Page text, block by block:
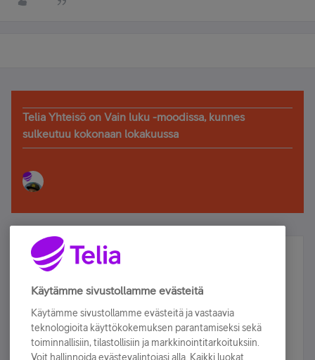
Telia Yhteisö on Vain luku -moodissa, kunnes
sulkeutuu kokonaan lokakuussa
Älä jää paitsi – osallistu ja voita!
Tilaa Telian uutiskirje ja olet mukana arvonnassa.
sähköpostiisi.
Käytämme sivustollamme evästeitä
Käytämme sivustollamme evästeitä ja vastaavia
teknologioita käyttökokemuksen parantamiseksi sekä
toiminnallisiin, tilastollisiin ja markkinointitarkoituksiin.
Voit hallinnoida evästevalintojasi alla. Kaikki luokat